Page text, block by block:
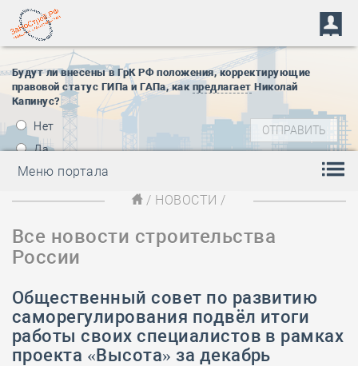
Будут ли внесены в ГрК РФ положения, корректирующие
правовой статус ГИПа и ГАПа, как предлагает Николай
Капинус?
Нет
Да
Меню портала
/ НОВОСТИ /
Все новости строительства
России
Общественный совет по развитию
саморегулирования подвёл итоги
работы своих специалистов в рамках
проекта «Высота» за декабрь